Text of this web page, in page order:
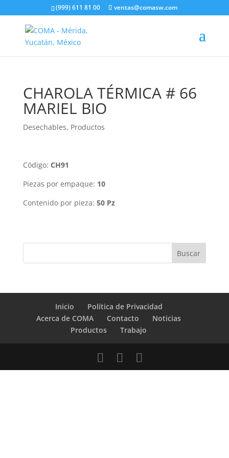
(999) 611 81 00 ventas@comasw.com
CHAROLA TÉRMICA # 66
MARIEL BIO
Desechables, Productos
Código: CH91
Piezas por empaque: 10
Contenido por pieza: 50 Pz
Inicio
Política de Privacidad
Acerca de COMA
Contacto
Noticias
Productos
Trabajo